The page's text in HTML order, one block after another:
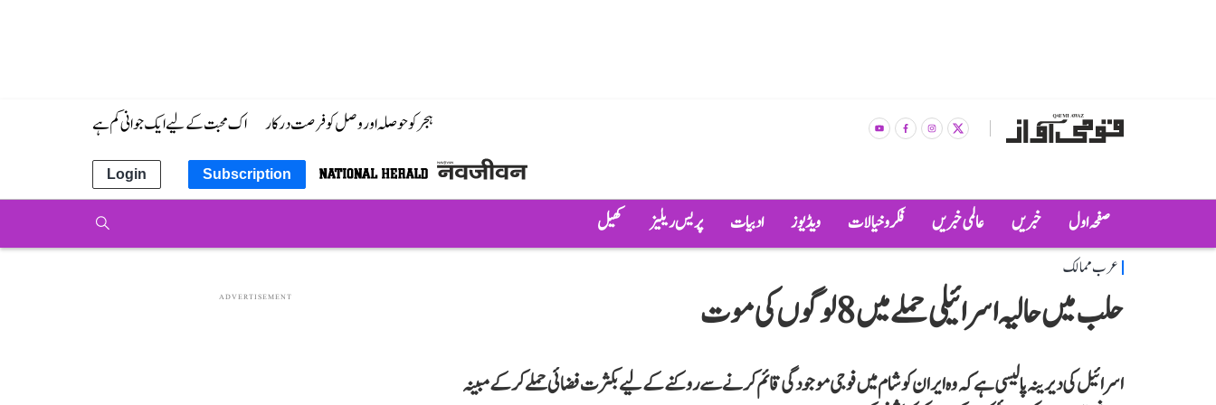
ہجر کو حوصلہ اور وصل کو فرصت درکار اک محبت کے لیے ایک جوانی کم ہے
Subscription
Login
صفحہ اول خبریں عالمی خبریں فکر و خیالات ویڈیوز ادبیات پریس ریلیز کھیل
عرب ممالک
حلب میں حالیہ اسرائیلی حملے میں 8 لوگوں کی موت
اسرائیل کی دیرینہ پالیسی ہے کہ وہ ایران کو شام میں فوجی موجودگی قائم کرنے سے روکنے کے لیے بکثرت فضائی حملے کر کے مبینہ
ADVERTISEMENT